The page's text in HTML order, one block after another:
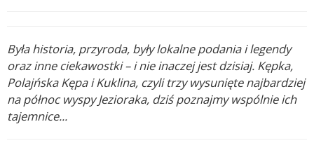
Była historia, przyroda, były lokalne podania i legendy
oraz inne ciekawostki – i nie inaczej jest dzisiaj. Kępka,
Polajńska Kępa i Kuklina, czyli trzy wysunięte najbardziej
na północ wyspy Jezioraka, dziś poznajmy wspólnie ich
tajemnice...